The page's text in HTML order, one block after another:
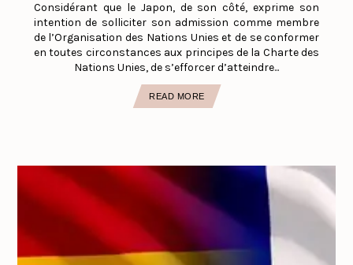
Considérant que le Japon, de son côté, exprime son
intention de solliciter son admission comme membre
de l’Organisation des Nations Unies et de se conformer
en toutes circonstances aux principes de la Charte des
Nations Unies, de s’efforcer d’atteindre...
READ MORE